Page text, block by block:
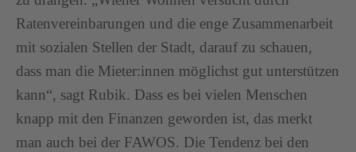
Ratenvereinbarungen und die enge Zusammenarbeit
mit sozialen Stellen der Stadt, darauf zu schauen,
dass man die Mieter:innen möglichst gut unterstützen
kann“, sagt Rubik. Dass es bei vielen Menschen
knapp mit den Finanzen geworden ist, das merkt
man auch bei der FAWOS. Die Tendenz bei den